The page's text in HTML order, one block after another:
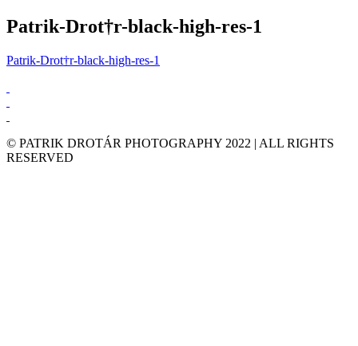
Patrik-Drot†r-black-high-res-1
Patrik-Drot†r-black-high-res-1
© PATRIK DROTÁR PHOTOGRAPHY 2022 | ALL RIGHTS
RESERVED